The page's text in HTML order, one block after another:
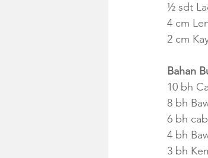
½ sdt
4 cm
2 cm
Bahan
10 bh
8 bh
6 bh
4 bh
3 bh